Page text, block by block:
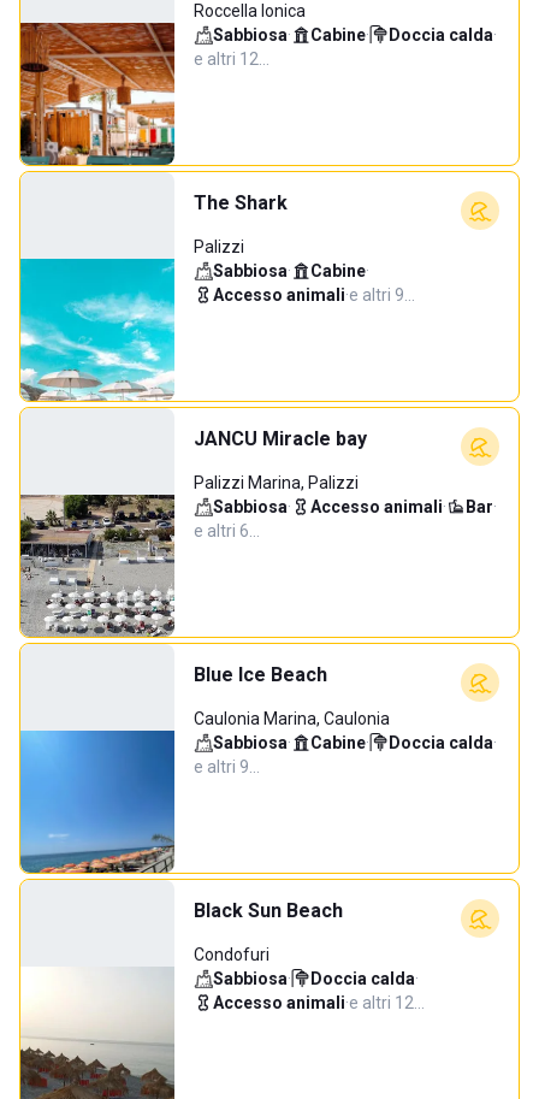
Roccella Ionica
Sabbiosa· Cabine· Doccia calda·
e altri 12…
The Shark
Palizzi
Sabbiosa· Cabine·
Accesso animali·e altri 9…
JANCU Miracle bay
Palizzi Marina, Palizzi
Sabbiosa· Accesso animali· Bar·
e altri 6…
Blue Ice Beach
Caulonia Marina, Caulonia
Sabbiosa· Cabine· Doccia calda·
e altri 9…
Black Sun Beach
Condofuri
Sabbiosa· Doccia calda·
Accesso animali·e altri 12…